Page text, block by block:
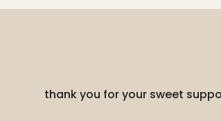
thank you for your sweet